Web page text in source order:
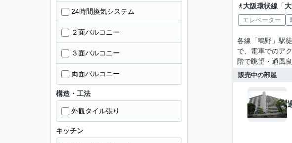
大阪環状線「
エレベーター
各線「鴫野」駅
で、電車でのア
階で眺望・通風
販売中の部屋
24時間換気システム
２面バルコニー
３面バルコニー
両面バルコニー
構造・工法
外観タイル張り
キッチン